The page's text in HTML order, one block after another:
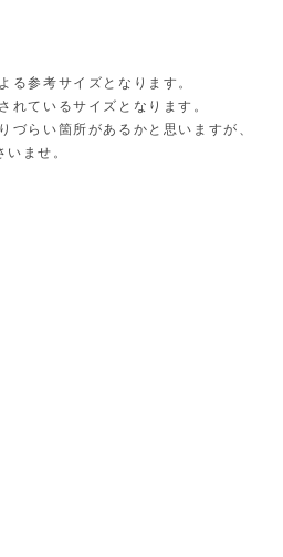
参考サイズとなります。
ているサイズとなります。
らい箇所があるかと思いますが、
ませ。